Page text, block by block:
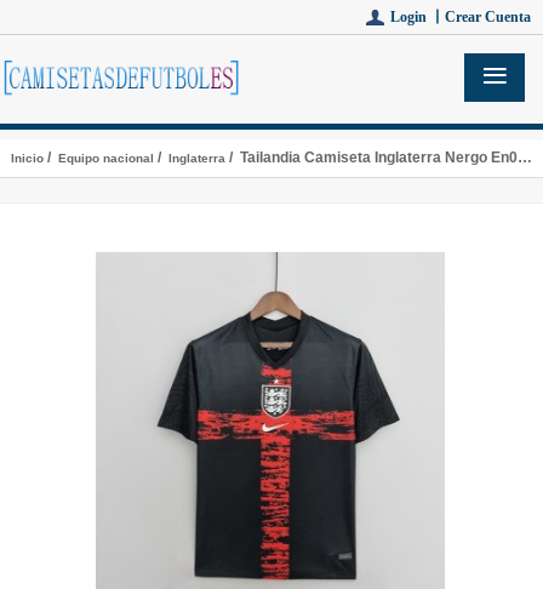
Login 丨 Crear Cuenta
Inicio/ Equipo nacional / Inglaterra/ Tailandia Camiseta Inglaterra Nergo En03 2022/2023